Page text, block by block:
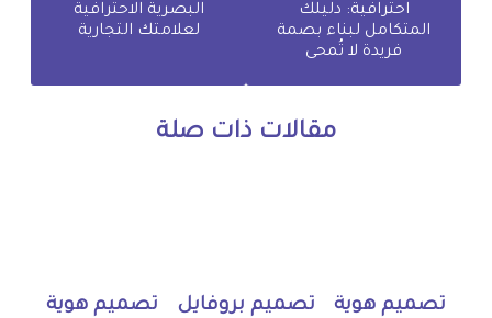
احترافية: دليلك
المتكامل لبناء بصمة
فريدة لا تُمحى
البصرية الاحترافية
لعلامتك التجارية
مقالات ذات صلة
تصميم هوية
تصميم بروفايل
تصميم هوية